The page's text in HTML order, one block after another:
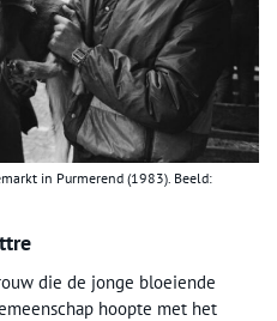
in Purmerend (1983). Beeld:
die de jonge bloeiende
hoopte met het